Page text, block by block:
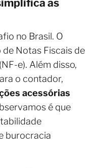
as
no Brasil. O
Notas Fiscais de
e). Além disso,
o contador,
acessórias
é que
burocracia